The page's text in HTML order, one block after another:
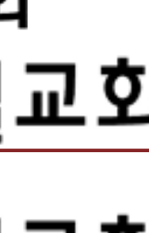
교회생활
공동체